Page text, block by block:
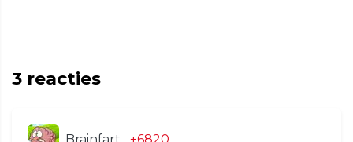
3 reacties